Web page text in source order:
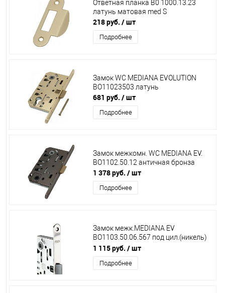
Ответная планка В0 1000.13.23
латунь матовая med S
218 руб. / шт
Подробнее
Замок WC MEDIANA EVOLUTION
ВО11023503 латунь
681 руб. / шт
Подробнее
Замок межкомн. WС MEDIANA EV.
ВО1102.50.12 античная бронза
1 378 руб. / шт
Подробнее
Замок межк.MEDIANA EV
ВО1103.50.06.567 под цил.(никель)
+ответ.планка
1 115 руб. / шт
Подробнее